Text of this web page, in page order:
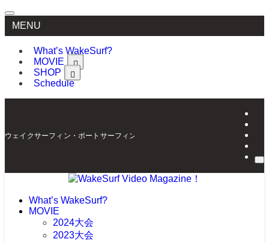
MENU
What’s WakeSurf?
MOVIE
SHOP
Schedule
ウェイクサーフィン・ボートサーフィンの最新情報を配信 | WakeSurf Video
What’s WakeSurf?
MOVIE
2024大会
2023大会